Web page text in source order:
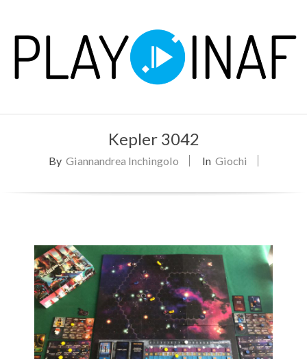
content
P
Kepler 3042
By Giannandrea Inchingolo In Giochi